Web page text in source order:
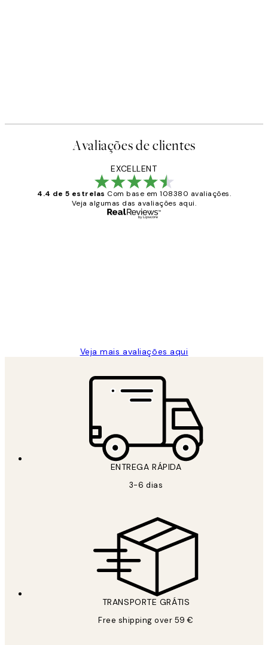
Avaliações de clientes
EXCELLENT
4.4 de 5 estrelas Com base em 108380 avaliações.
Veja algumas das avaliações aqui.
Veja mais avaliações aqui
ENTREGA RÁPIDA
3-6 dias
TRANSPORTE GRÁTIS
Free shipping over 59 €